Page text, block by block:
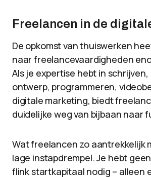
Freelancen in de
De opkomst van thuiswerken
naar freelancevaardigheden
Als je expertise hebt in
ontwerp, programmeren,
digitale marketing, biedt
duidelijke weg van bijbaan naar
Wat freelancen zo aantrekkelijk
lage instapdrempel. Je hebt
flink startkapitaal nodig – alleen